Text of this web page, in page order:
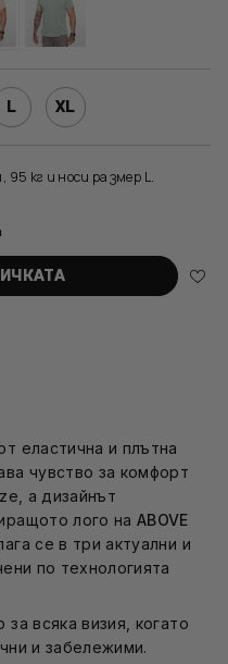
L XL
кг и носи размер L.
еластична и плътна
чувство за комфорт
а дизайнът
лого наABOVE
се в три актуални и
по технологията
за всяка визия, когато
и забележими.